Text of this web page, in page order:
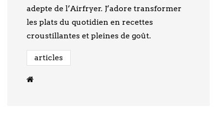
adepte de l’Airfryer. J’adore transformer
les plats du quotidien en recettes
croustillantes et pleines de goût.
articles